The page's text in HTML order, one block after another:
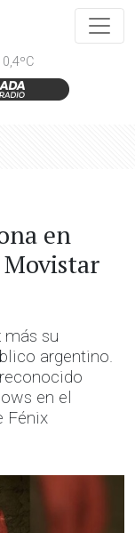
0,4ºC
en
más su
argentino.
en el
Fénix